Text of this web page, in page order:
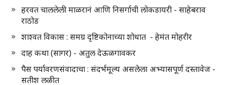
हरवत चाललेली माळरानं आणि निसर्गाची लोकडायरी - साहेबराव
राठोड
शाश्वत विकास : समग्र दृष्टिकोनाच्या शोधात - हेमंत मोहरीर
दाह कथा (सागर) - अतुल देऊळगावकर
पैस पर्यावरणसंवादाचा : संदर्भमूल्य असलेला अभ्यासपूर्ण दस्तावेज -
सतीश लळीत